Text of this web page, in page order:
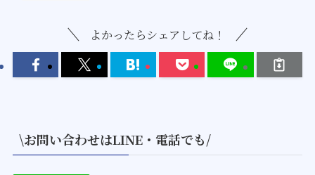
よかったらシェアしてね！
\お問い合わせはLINE・電話でも/